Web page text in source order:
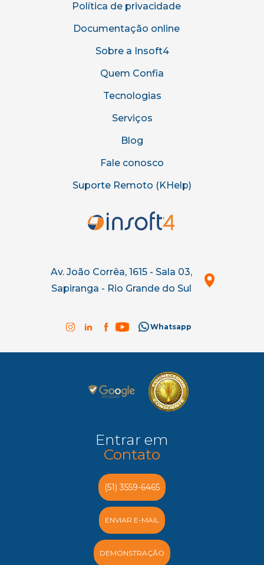
Política de privacidade
Documentação online
Sobre a Insoft4
Quem Confia
Tecnologias
Serviços
Blog
Fale conosco
Suporte Remoto (KHelp)
Av. João Corrêa, 1615 - Sala 03,
Sapiranga - Rio Grande do Sul
Whatsapp
Entrar em
Contato
(51) 3559-6465
ENVIAR E-MAIL
DEMONSTRAÇÃO